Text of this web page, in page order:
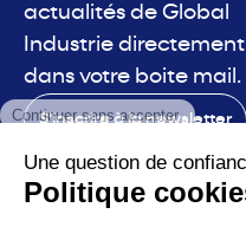
actualités de Global
Industrie directement
dans votre boite mail.
S'inscrire à la newsletter